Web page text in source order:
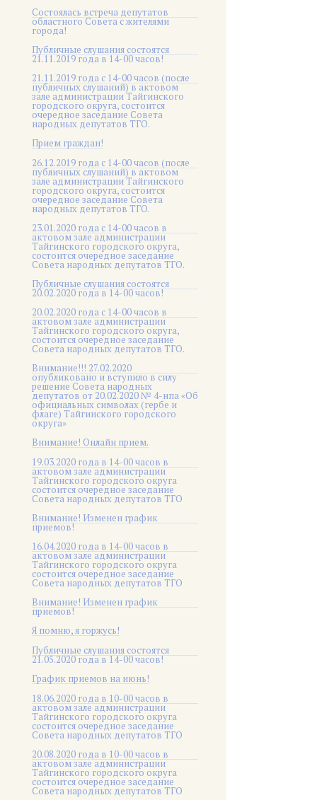
Состоялась встреча депутатов
областного Совета с жителями
города!
Публичные слушания состоятся
21.11.2019 года в 14-00 часов!
21.11.2019 года с 14-00 часов (после
публичных слушаний) в актовом
зале администрации Тайгинского
городского округа, состоится
очередное заседание Совета
народных депутатов ТГО.
Прием граждан!
26.12.2019 года с 14-00 часов (после
публичных слушаний) в актовом
зале администрации Тайгинского
городского округа, состоится
очередное заседание Совета
народных депутатов ТГО.
23.01.2020 года с 14-00 часов в
актовом зале администрации
Тайгинского городского округа,
состоится очередное заседание
Совета народных депутатов ТГО.
Публичные слушания состоятся
20.02.2020 года в 14-00 часов!
20.02.2020 года с 14-00 часов в
актовом зале администрации
Тайгинского городского округа,
состоится очередное заседание
Совета народных депутатов ТГО.
Внимание!!! 27.02.2020
опубликовано и вступило в силу
решение Совета народных
депутатов от 20.02.2020 № 4-нпа «Об
официальных символах (гербе и
флаге) Тайгинского городского
округа»
Внимание! Онлайн прием.
19.03.2020 года в 14-00 часов в
актовом зале администрации
Тайгинского городского округа
состоится очередное заседание
Совета народных депутатов ТГО
Внимание! Изменен график
приемов!
16.04.2020 года в 14-00 часов в
актовом зале администрации
Тайгинского городского округа
состоится очередное заседание
Совета народных депутатов ТГО
Внимание! Изменен график
приемов!
Я помню, я горжусь!
Публичные слушания состоятся
21.05.2020 года в 14-00 часов!
График приемов на июнь!
18.06.2020 года в 10-00 часов в
актовом зале администрации
Тайгинского городского округа
состоится очередное заседание
Совета народных депутатов ТГО
20.08.2020 года в 10-00 часов в
актовом зале администрации
Тайгинского городского округа
состоится очередное заседание
Совета народных депутатов ТГО